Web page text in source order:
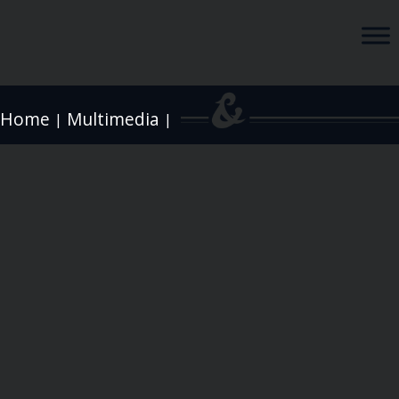
Home | Multimedia |